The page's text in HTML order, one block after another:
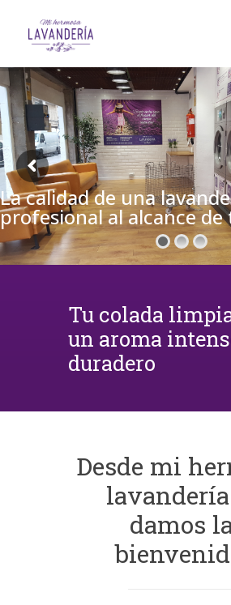
La calidad de una
profesional al alcance
Tu colada
un aroma
duradero
Desde mi
damos